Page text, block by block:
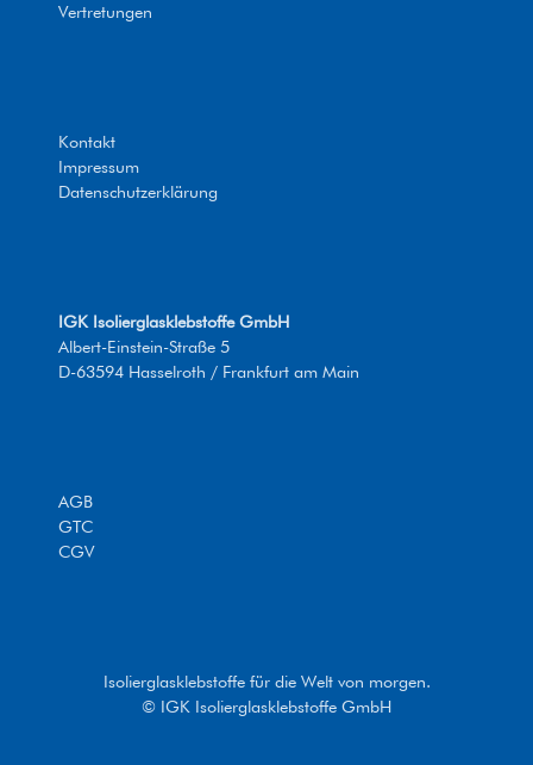
Vertretungen
Kontakt
Impressum
Datenschutzerklärung
IGK Isolierglasklebstoffe GmbH
Albert-Einstein-Straße 5
D-63594 Hasselroth / Frankfurt am Main
AGB
GTC
CGV
Isolierglasklebstoffe für die Welt von morgen.
© IGK Isolierglasklebstoffe GmbH